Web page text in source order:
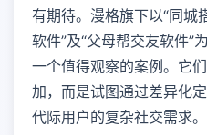
有期待。漫格旗下以“同城
软件”及“父母帮交友软件”
一个值得观察的案例。它
加，而是试图通过差异化
代际用户的复杂社交需求。